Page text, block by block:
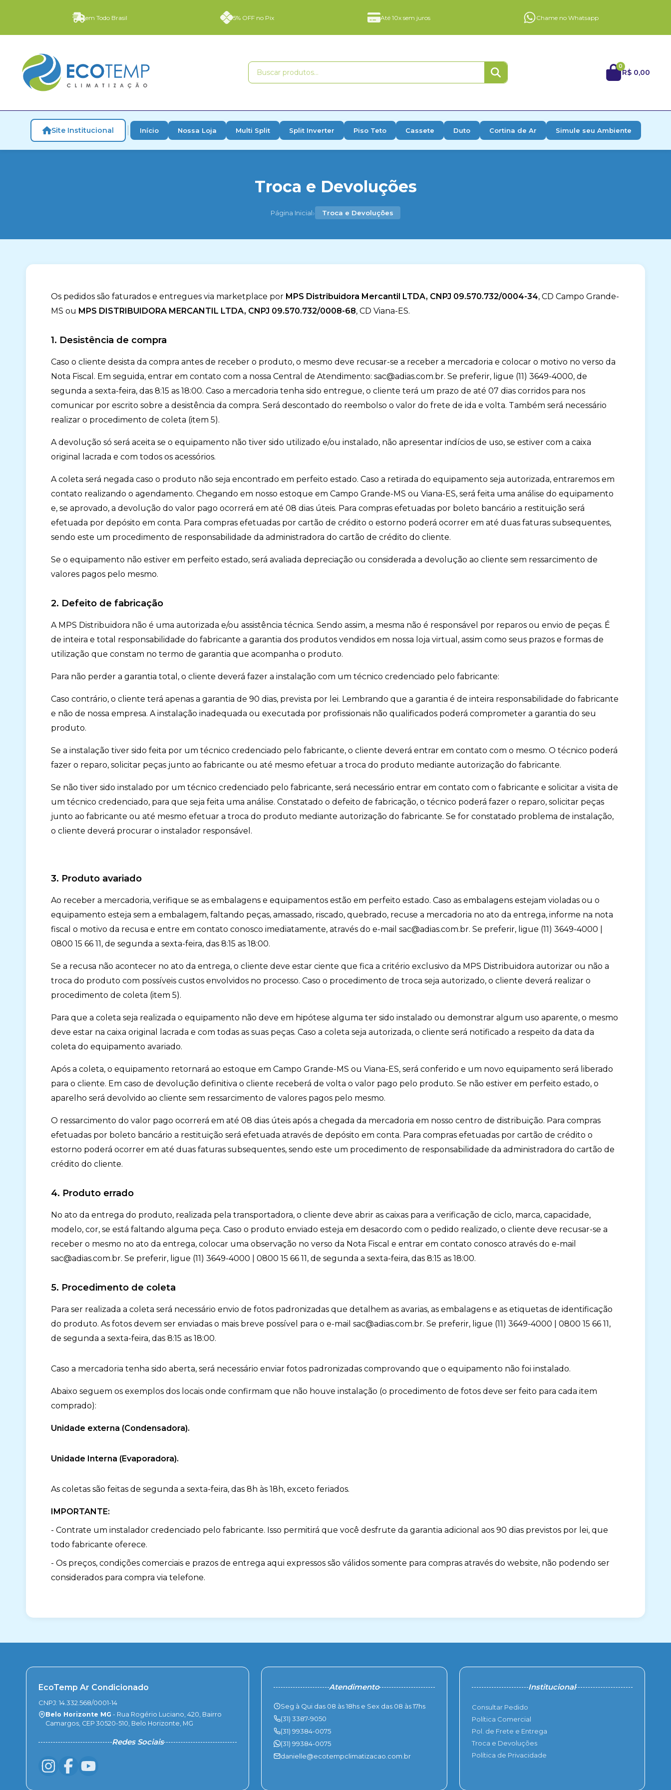
em Todo Brasil 5% OFF no Pix Até 10x sem juros Chame no Whatsapp
0
R$ 0,00
Site Institucional Início Nossa Loja Multi Split Split Inverter Piso Teto Cassete Duto Cortina de Ar Simule seu Ambiente
Troca e Devoluções
Página Inicial› Troca e Devoluções
Os pedidos são faturados e entregues via marketplace por MPS Distribuidora Mercantil LTDA, CNPJ 09.570.732/0004-34, CD Campo Grande-
MS ou MPS DISTRIBUIDORA MERCANTIL LTDA, CNPJ 09.570.732/0008-68, CD Viana-ES.
1. Desistência de compra
Caso o cliente desista da compra antes de receber o produto, o mesmo deve recusar-se a receber a mercadoria e colocar o motivo no verso da
Nota Fiscal. Em seguida, entrar em contato com a nossa Central de Atendimento: sac@adias.com.br. Se preferir, ligue (11) 3649-4000, de
segunda a sexta-feira, das 8:15 as 18:00. Caso a mercadoria tenha sido entregue, o cliente terá um prazo de até 07 dias corridos para nos
comunicar por escrito sobre a desistência da compra. Será descontado do reembolso o valor do frete de ida e volta. Também será necessário
realizar o procedimento de coleta (item 5).
A devolução só será aceita se o equipamento não tiver sido utilizado e/ou instalado, não apresentar indícios de uso, se estiver com a caixa
original lacrada e com todos os acessórios.
A coleta será negada caso o produto não seja encontrado em perfeito estado. Caso a retirada do equipamento seja autorizada, entraremos em
contato realizando o agendamento. Chegando em nosso estoque em Campo Grande-MS ou Viana-ES, será feita uma análise do equipamento
e, se aprovado, a devolução do valor pago ocorrerá em até 08 dias úteis. Para compras efetuadas por boleto bancário a restituição será
efetuada por depósito em conta. Para compras efetuadas por cartão de crédito o estorno poderá ocorrer em até duas faturas subsequentes,
sendo este um procedimento de responsabilidade da administradora do cartão de crédito do cliente.
Se o equipamento não estiver em perfeito estado, será avaliada depreciação ou considerada a devolução ao cliente sem ressarcimento de
valores pagos pelo mesmo.
2. Defeito de fabricação
A MPS Distribuidora não é uma autorizada e/ou assistência técnica. Sendo assim, a mesma não é responsável por reparos ou envio de peças. É
de inteira e total responsabilidade do fabricante a garantia dos produtos vendidos em nossa loja virtual, assim como seus prazos e formas de
utilização que constam no termo de garantia que acompanha o produto.
Para não perder a garantia total, o cliente deverá fazer a instalação com um técnico credenciado pelo fabricante:
Caso contrário, o cliente terá apenas a garantia de 90 dias, prevista por lei. Lembrando que a garantia é de inteira responsabilidade do fabricante
e não de nossa empresa. A instalação inadequada ou executada por profissionais não qualificados poderá comprometer a garantia do seu
produto.
Se a instalação tiver sido feita por um técnico credenciado pelo fabricante, o cliente deverá entrar em contato com o mesmo. O técnico poderá
fazer o reparo, solicitar peças junto ao fabricante ou até mesmo efetuar a troca do produto mediante autorização do fabricante.
Se não tiver sido instalado por um técnico credenciado pelo fabricante, será necessário entrar em contato com o fabricante e solicitar a visita de
um técnico credenciado, para que seja feita uma análise. Constatado o defeito de fabricação, o técnico poderá fazer o reparo, solicitar peças
junto ao fabricante ou até mesmo efetuar a troca do produto mediante autorização do fabricante. Se for constatado problema de instalação,
o cliente deverá procurar o instalador responsável.
3. Produto avariado
Ao receber a mercadoria, verifique se as embalagens e equipamentos estão em perfeito estado. Caso as embalagens estejam violadas ou o
equipamento esteja sem a embalagem, faltando peças, amassado, riscado, quebrado, recuse a mercadoria no ato da entrega, informe na nota
fiscal o motivo da recusa e entre em contato conosco imediatamente, através do e-mail sac@adias.com.br. Se preferir, ligue (11) 3649-4000 |
0800 15 66 11, de segunda a sexta-feira, das 8:15 as 18:00.
Se a recusa não acontecer no ato da entrega, o cliente deve estar ciente que fica a critério exclusivo da MPS Distribuidora autorizar ou não a
troca do produto com possíveis custos envolvidos no processo. Caso o procedimento de troca seja autorizado, o cliente deverá realizar o
procedimento de coleta (item 5).
Para que a coleta seja realizada o equipamento não deve em hipótese alguma ter sido instalado ou demonstrar algum uso aparente, o mesmo
deve estar na caixa original lacrada e com todas as suas peças. Caso a coleta seja autorizada, o cliente será notificado a respeito da data da
coleta do equipamento avariado.
Após a coleta, o equipamento retornará ao estoque em Campo Grande-MS ou Viana-ES, será conferido e um novo equipamento será liberado
para o cliente. Em caso de devolução definitiva o cliente receberá de volta o valor pago pelo produto. Se não estiver em perfeito estado, o
aparelho será devolvido ao cliente sem ressarcimento de valores pagos pelo mesmo.
O ressarcimento do valor pago ocorrerá em até 08 dias úteis após a chegada da mercadoria em nosso centro de distribuição. Para compras
efetuadas por boleto bancário a restituição será efetuada através de depósito em conta. Para compras efetuadas por cartão de crédito o
estorno poderá ocorrer em até duas faturas subsequentes, sendo este um procedimento de responsabilidade da administradora do cartão de
crédito do cliente.
4. Produto errado
No ato da entrega do produto, realizada pela transportadora, o cliente deve abrir as caixas para a verificação de ciclo, marca, capacidade,
modelo, cor, se está faltando alguma peça. Caso o produto enviado esteja em desacordo com o pedido realizado, o cliente deve recusar-se a
receber o mesmo no ato da entrega, colocar uma observação no verso da Nota Fiscal e entrar em contato conosco através do e-mail
sac@adias.com.br. Se preferir, ligue (11) 3649-4000 | 0800 15 66 11, de segunda a sexta-feira, das 8:15 as 18:00.
5. Procedimento de coleta
Para ser realizada a coleta será necessário envio de fotos padronizadas que detalhem as avarias, as embalagens e as etiquetas de identificação
do produto. As fotos devem ser enviadas o mais breve possível para o e-mail sac@adias.com.br. Se preferir, ligue (11) 3649-4000 | 0800 15 66 11,
de segunda a sexta-feira, das 8:15 as 18:00.
Caso a mercadoria tenha sido aberta, será necessário enviar fotos padronizadas comprovando que o equipamento não foi instalado.
Abaixo seguem os exemplos dos locais onde confirmam que não houve instalação (o procedimento de fotos deve ser feito para cada item
comprado):
Unidade externa (Condensadora).
Unidade Interna (Evaporadora).
As coletas são feitas de segunda a sexta-feira, das 8h às 18h, exceto feriados.
IMPORTANTE:
- Contrate um instalador credenciado pelo fabricante. Isso permitirá que você desfrute da garantia adicional aos 90 dias previstos por lei, que
todo fabricante oferece.
- Os preços, condições comerciais e prazos de entrega aqui expressos são válidos somente para compras através do website, não podendo ser
considerados para compra via telefone.
EcoTemp Ar Condicionado
CNPJ: 14.332.568/0001-14
Belo Horizonte MG - Rua Rogério Luciano, 420, Bairro
Camargos, CEP 30520-510, Belo Horizonte, MG
Redes Sociais
Atendimento
Seg à Qui das 08 às 18hs e Sex das 08 às 17hs
(31) 3387-9050
(31) 99384-0075
(31) 99384-0075
danielle@ecotempclimatizacao.com.br
Institucional
Consultar Pedido
Política Comercial
Pol. de Frete e Entrega
Troca e Devoluções
Política de Privacidade